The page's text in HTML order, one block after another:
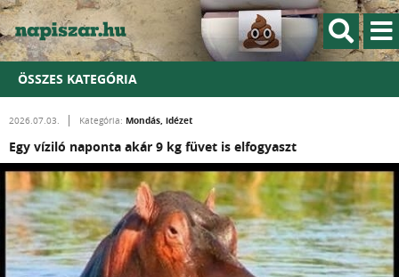
ÖSSZES KATEGÓRIA
2026.07.03. Kategória: Mondás, idézet
Egy víziló naponta akár 9 kg füvet is elfogyaszt